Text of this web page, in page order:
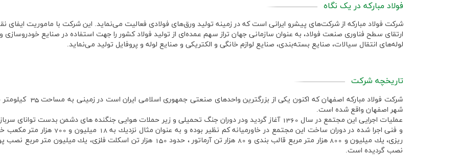
فولاد مبارکه در یک نگاه
شرکت فولاد مبارکه از شرکت‌های پیشرو ایرانی است که در زمینه تولید ورق‌های فولادی فعالیت‌ می‌نماید. این شرکت با ماموریت
ارتقای سطح فناوری صنعت فولاد، به عنوان سازمانی جهان تراز سهم عمده‌ای از تولید فولاد کشور را جهت استفاده در صنایع
لوله‌های انتقال سیالات، صنایع بسته‌بندی، صنایع لوازم خانگی و الکتریکی و صنایع لوله و پروفایل تولید می‌نماید.
تاریخچه شرکت
شركت فولاد مباركه اصفهان كه اكنون يكي از بزرگترين واحدهاي صنعتي جمهوري اسلامي ايران است در زميني به مساحت 35 كيلومتر مربع در نزديکي شهر مباركه و در
شهر اصفهان واقع شده است.
عمليات اجرايي اين مجتمع در سال 1360 آغاز گرديد ودر دوران جنگ تحميلي و زير حملات هوايي جنگنده هاي دشمن بدست تواناي
و فني اجرا شده در دوران ساخت اين مجتمع در خاورميانه كم نظير بوده و به عنوان مثال نزديك به18 ميليون و 700 هزار متر مكعب
ريزي، يك ميليون و 800 هزار متر مربع قالب بندي و 80 هزار تن آرماتور ، حدود 150 هزار تن اسكلت فلزي، يك ميليون متر مربع نصب
نصب گرديده است.